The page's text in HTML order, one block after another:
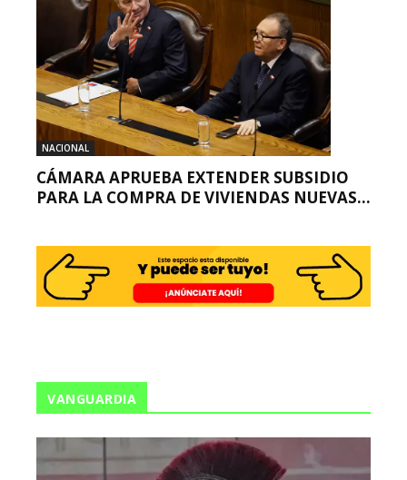
NACIONAL
CÁMARA APRUEBA EXTENDER SUBSIDIO
PARA LA COMPRA DE VIVIENDAS NUEVAS...
VANGUARDIA